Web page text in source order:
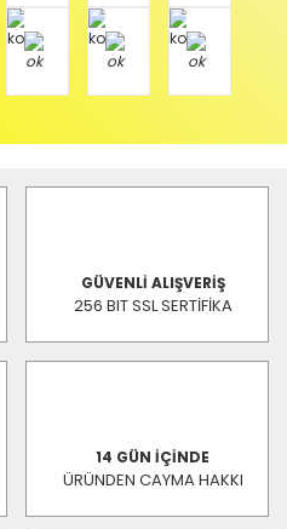
GÜVENLİ ALIŞVERİŞ
256 BIT SSL SERTİFİKA
14 GÜN İÇİNDE
ÜRÜNDEN CAYMA HAKKI